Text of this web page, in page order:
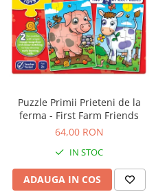
Puzzle Primii Prieteni de la
ferma - First Farm Friends
64,00 RON
IN STOC
ADAUGA IN COS